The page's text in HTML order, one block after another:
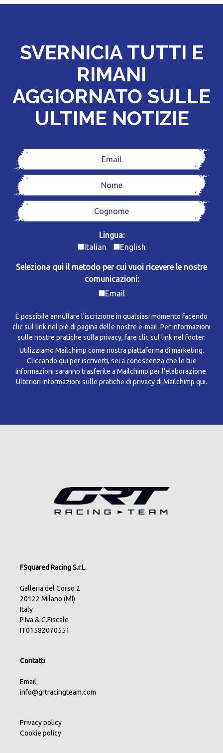
SVERNICIA TUTTI E
RIMANI
AGGIORNATO SULLE
ULTIME NOTIZIE
Lingua:
Italian
English
Seleziona qui il metodo per cui vuoi ricevere le nostre
comunicazioni:
Email
È possibile annullare l'iscrizione in qualsiasi momento facendo
clic sul link nel piè di pagina delle nostre e-mail. Per informazioni
sulle nostre pratiche sulla privacy, fare clic sul link nel footer.
Utilizziamo Mailchimp come nostra piattaforma di marketing.
Cliccando qui per iscriverti, sei a conoscenza che le tue
informazioni saranno trasferite a Mailchimp per l'elaborazione.
Ulteriori informazioni sulle pratiche di privacy di Mailchimp qui.
FSquared Racing S.r.L.
Galleria del Corso 2
20122 Milano (MI)
Italy
P.Iva & C.Fiscale
IT01582070551
Contatti
Email:
info@grtracingteam.com
Privacy policy
Cookie policy